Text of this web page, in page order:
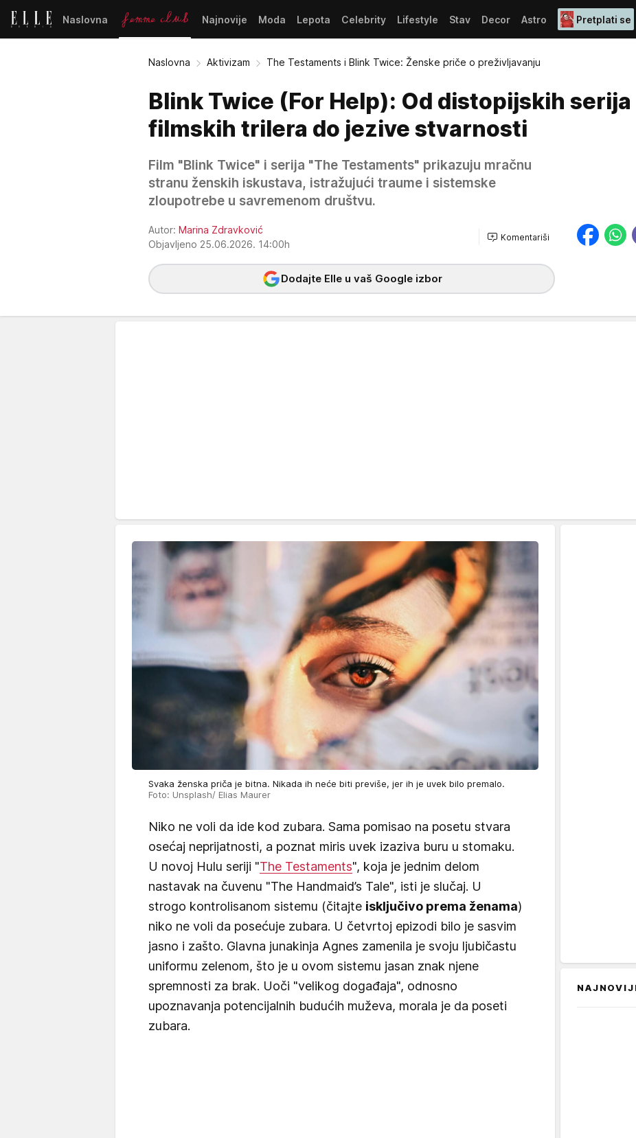
Naslovna Najnovije Moda Lepota Celebrity Lifestyle Stav Decor Astro Pretplati se
Naslovna Aktivizam The Testaments i Blink Twice: Ženske priče o preživljavanju
Blink Twice (For Help): Od distopijskih serija
filmskih trilera do jezive stvarnosti
Film "Blink Twice" i serija "The Testaments" prikazuju mračnu
stranu ženskih iskustava, istražujući traume i sistemske
zloupotrebe u savremenom društvu.
Autor: Marina Zdravković
Objavljeno 25.06.2026. 14:00h
Komentariši
Dodajte Elle u vaš Google izbor
Svaka ženska priča je bitna. Nikada ih neće biti previše, jer ih je uvek bilo premalo.
Foto: Unsplash/ Elias Maurer
Niko ne voli da ide kod zubara. Sama pomisao na posetu stvara
osećaj neprijatnosti, a poznat miris uvek izaziva buru u stomaku.
U novoj Hulu seriji "The Testaments", koja je jednim delom
nastavak na čuvenu "The Handmaid’s Tale", isti je slučaj. U
strogo kontrolisanom sistemu (čitajte isključivo prema ženama)
niko ne voli da posećuje zubara. U četvrtoj epizodi bilo je sasvim
jasno i zašto. Glavna junakinja Agnes zamenila je svoju ljubičastu
uniformu zelenom, što je u ovom sistemu jasan znak njene
spremnosti za brak. Uoči "velikog događaja", odnosno
upoznavanja potencijalnih budućih muževa, morala je da poseti
zubara.